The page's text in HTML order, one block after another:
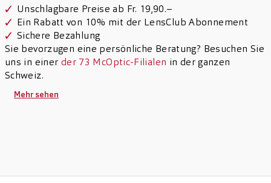
Mehr sehen
Unschlagbare Preise ab Fr. 19,90.–
Ein Rabatt von 10% mit der LensClub Abonnement
Sichere Bezahlung
Sie bevorzugen eine persönliche Beratung? Besuchen Sie
uns in einer der 73 McOptic-Filialen in der ganzen
Schweiz.